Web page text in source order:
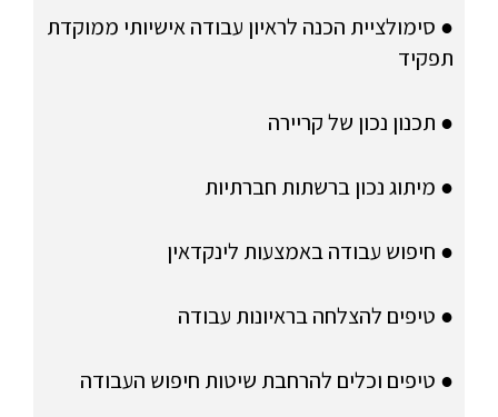
● סימולציית הכנה לראיון עבודה אישיותי ממוקדת
תפקיד
● תכנון נכון של קריירה
● מיתוג נכון ברשתות חברתיות
● חיפוש עבודה באמצעות לינקדאין
● טיפים להצלחה בראיונות עבודה
● טיפים וכלים להרחבת שיטות חיפוש העבודה